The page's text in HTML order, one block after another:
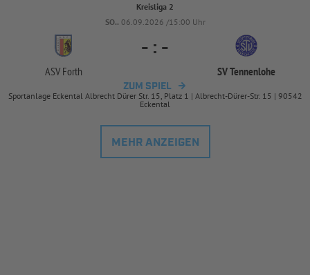
Kreisliga 2
SO.. 06.09.2026 /15:00 Uhr
ASV Forth
- : -
SV Tennenlohe
ZUM SPIEL
Sportanlage Eckental Albrecht Dürer Str. 15, Platz 1 | Albrecht-Dürer-Str. 15 | 90542
Eckental
MEHR ANZEIGEN